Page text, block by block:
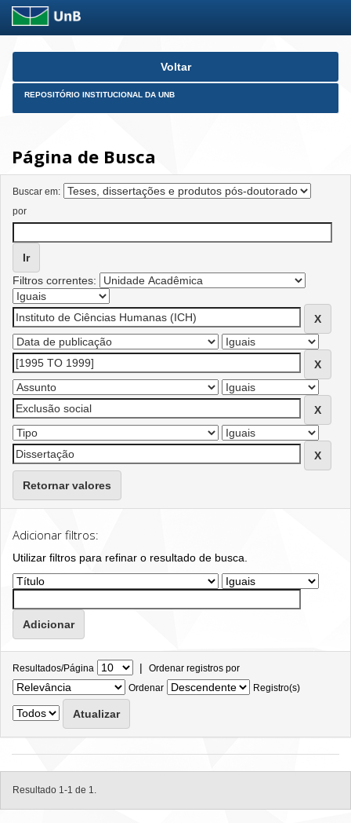
Skip
Voltar
REPOSITÓRIO INSTITUCIONAL DA UNB
Página de Busca
Buscar em:
por
Filtros correntes:
Retornar valores
Adicionar filtros:
Utilizar filtros para refinar o resultado de busca.
Resultados/Página | Ordenar registros por
Ordenar
Registro(s)
Resultado 1-1 de 1.